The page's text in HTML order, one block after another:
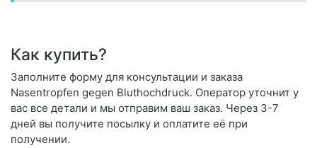
Как купить?
Заполните форму для консультации и заказа
Nasentropfen gegen Bluthochdruck. Оператор уточнит у
вас все детали и мы отправим ваш заказ. Через 3-7
дней вы получите посылку и оплатите её при
получении.